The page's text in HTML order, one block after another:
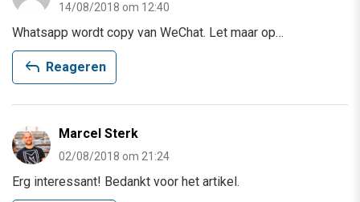
14/08/2018 om 12:40
Whatsapp wordt copy van WeChat. Let maar op…
reply Reageren
Marcel Sterk
02/08/2018 om 21:24
Erg interessant! Bedankt voor het artikel.